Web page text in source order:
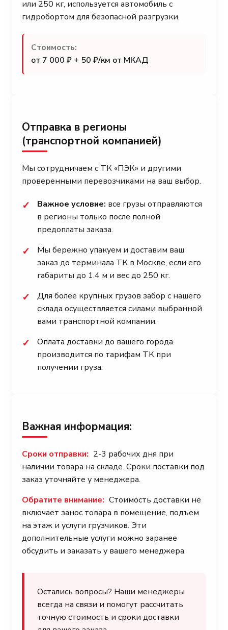
или 250 кг, используется автомобиль с
гидробортом для безопасной разгрузки.
Стоимость:
от 7 000 ₽ + 50 ₽/км от МКАД
Отправка в регионы
(транспортной компанией)
Мы сотрудничаем с ТК «ПЭК» и другими
проверенными перевозчиками на ваш выбор.
✓ Важное условие: все грузы отправляются
в регионы только после полной
предоплаты заказа.
✓
Мы бережно упакуем и доставим ваш
заказ до терминала ТК в Москве, если его
габариты до 1.4 м и вес до 250 кг.
✓
Для более крупных грузов забор с нашего
склада осуществляется силами выбранной
вами транспортной компании.
✓
Оплата доставки до вашего города
производится по тарифам ТК при
получении груза.
Важная информация:
Сроки отправки: 2-3 рабочих дня при
наличии товара на складе. Сроки поставки под
заказ уточняйте у менеджера.
Обратите внимание: Стоимость доставки не
включает занос товара в помещение, подъем
на этаж и услуги грузчиков. Эти
дополнительные услуги можно заранее
обсудить и заказать у вашего менеджера.
Остались вопросы? Наши менеджеры
всегда на связи и помогут рассчитать
точную стоимость и сроки доставки